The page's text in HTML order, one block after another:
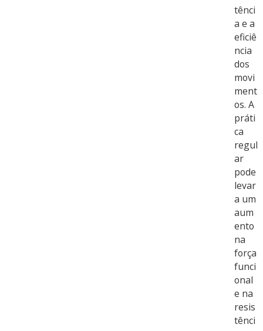
tênci
a e a
eficiê
ncia
dos
movi
ment
os. A
práti
ca
regul
ar
pode
levar
a um
aum
ento
na
força
funci
onal
e na
resis
tênci